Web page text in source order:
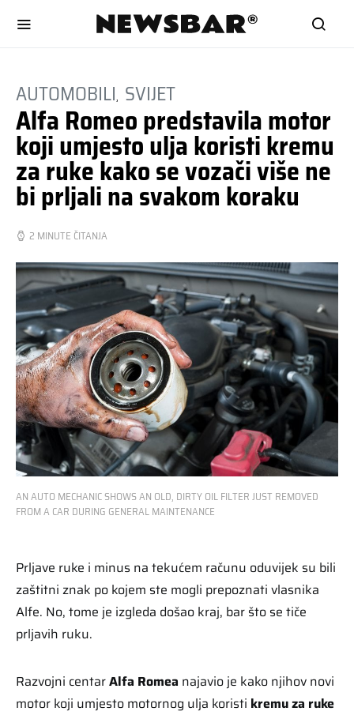
AUTOMOBILI SVIJET
Alfa Romeo predstavila motor
koji umjesto ulja koristi kremu
za ruke kako se vozači više ne
bi prljali na svakom koraku
2 MINUTE ČITANJA
AN AUTO MECHANIC SHOWS AN OLD, DIRTY OIL FILTER JUST REMOVED
FROM A CAR DURING GENERAL MAINTENANCE
Prljave ruke i minus na tekućem računu oduvijek su bili
zaštitni znak po kojem ste mogli prepoznati vlasnika
Alfe. No, tome je izgleda došao kraj, bar što se tiče
prljavih ruku.
Razvojni centarAlfa Romea najavio je kako njihov novi
motor koji umjesto motornog ulja koristi kremu za ruke